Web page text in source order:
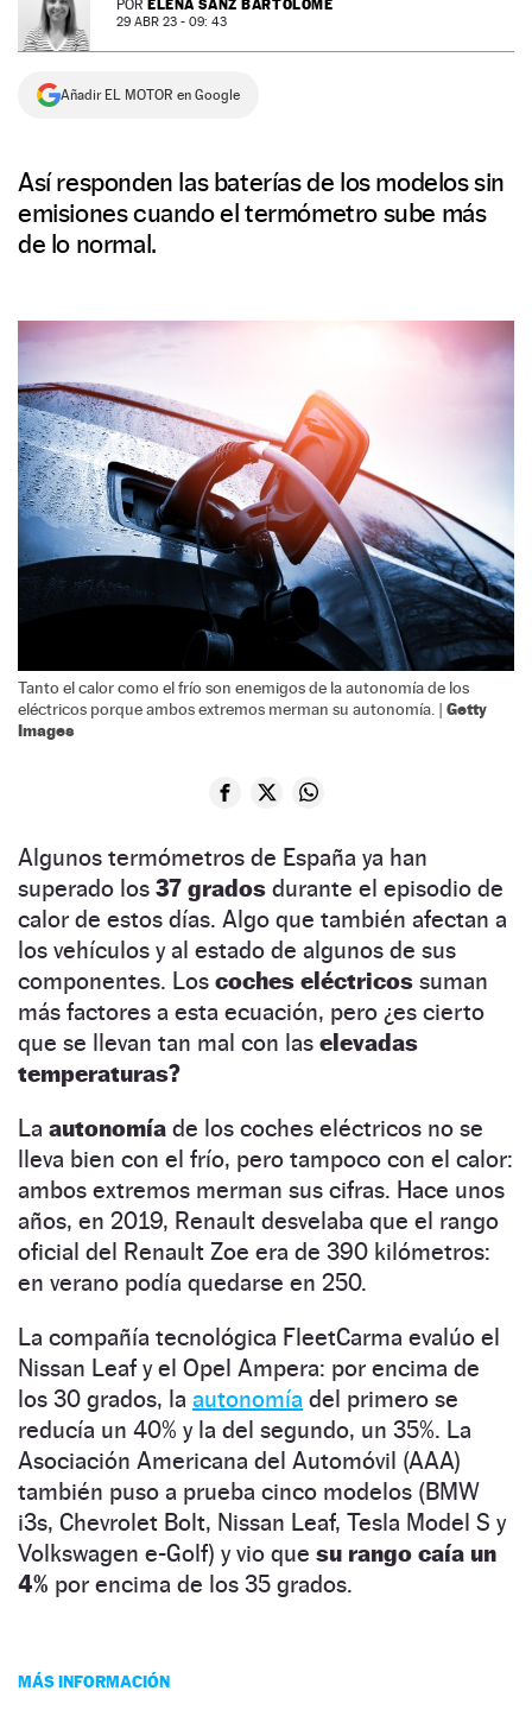
NEWSLETTER
SÍGUENOS
POR ELENA SANZ BARTOLOMÉ
29 ABR 23 - 09: 43
Añadir EL MOTOR en Google
Así responden las baterías de los modelos sin
emisiones cuando el termómetro sube más
de lo normal.
Tanto el calor como el frío son enemigos de la autonomía de los
eléctricos porque ambos extremos merman su autonomía. | Getty
Images
Algunos termómetros de España ya han
superado los 37 grados durante el episodio de
calor de estos días. Algo que también afectan a
los vehículos y al estado de algunos de sus
componentes. Los coches eléctricos suman
más factores a esta ecuación, pero ¿es cierto
que se llevan tan mal con las elevadas
temperaturas?
La autonomía de los coches eléctricos no se
lleva bien con el frío, pero tampoco con el calor:
ambos extremos merman sus cifras. Hace unos
años, en 2019, Renault desvelaba que el rango
oficial del Renault Zoe era de 390 kilómetros:
en verano podía quedarse en 250.
La compañía tecnológica FleetCarma evalúo el
Nissan Leaf y el Opel Ampera: por encima de
los 30 grados, la autonomía del primero se
reducía un 40% y la del segundo, un 35%. La
Asociación Americana del Automóvil (AAA)
también puso a prueba cinco modelos (BMW
i3s, Chevrolet Bolt, Nissan Leaf, Tesla Model S y
Volkswagen e-Golf) y vio que su rango caía un
4% por encima de los 35 grados.
MÁS INFORMACIÓN